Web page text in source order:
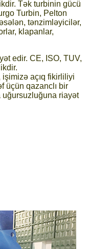
Tək turbinin gücü
Turbin, Pelton
tənzimləyicilər,
klapanlar,
edir. CE, ISO, TUV,
açıq fikirliliyi
üçün qazanclı bir
uğursuzluğuna riayət